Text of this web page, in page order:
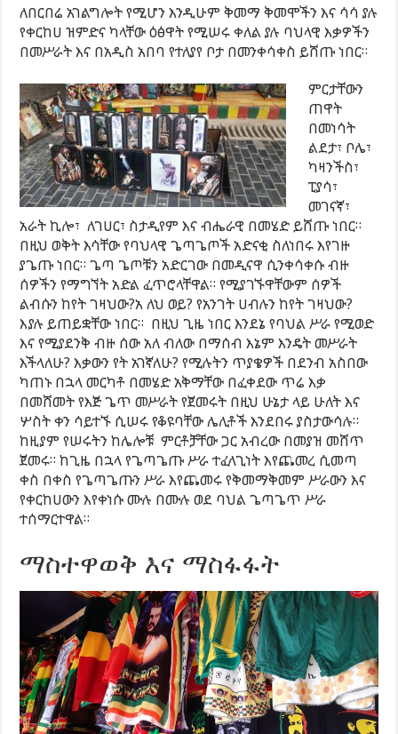
ለበርበሬ አገልግሎት የሚሆን እንዲሁም ቅመማ ቅመሞችን እና ሳሳ ያሉ
የቀርከሀ ዝምድና ካላቸው ዕፅዋት የሚሠሩ ቀለል ያሉ ባህላዊ እቃዎችን
በመሥራት እና በአዲስ አበባ የተለያየ ቦታ በመንቀሳቀስ ይሸጡ ነበር።
ምርታቸውን
ጠዋት
በመነሳት
ልደታ፣ ቦሌ፣
ካዛንችስ፣
ፒያሳ፣
መገናኛ፣
አራት ኪሎ፣ ለገሀር፣ ስታዲየም እና ብሔራዊ በመሄድ ይሸጡ ነበር።
በዚህ ወቅት እሳቸው የባህላዊ ጌጣጌጦች አድናቂ ስለነበሩ እየገዙ
ያጌጡ ነበር። ጌጣ ጌጦቹን አድርገው በመዲናዋ ሲንቀሳቀሱ ብዙ
ሰዎችን የማግኘት አድል ፈጥሮላቸዋል። የሚያገኙዋቸውም ሰዎች
ልብሱን ከየት ገዛህው?አ ለህ ወይ? የአንገት ሀብሉን ከየት ገዛህው?
እያሉ ይጠይቋቸው ነበር። በዚህ ጊዜ ነበር እንደኔ የባህል ሥራ የሚወድ
እና የሚያደንቅ ብዙ ሰው አለ ብለው በማሰብ እኔም እንዴት መሥራት
እችላለሁ? እቃውን የት አገኛለሁ? የሚሉትን ጥያቄዎች በደንብ አስበው
ካጠኑ በኋላ መርካቶ በመሄድ አቅማቸው በፈቀደው ጥሬ እቃ
በመሸመት የእጅ ጌጥ መሥራት የጀመሩት በዚህ ሁኔታ ላይ ሁለት እና
ሦስት ቀን ሳይተኙ ሲሠሩ የቆዩባቸው ሌሊቶች እንደበሩ ያስታውሳሉ።
ከዚያም የሠሩትን ከሌሎቹ ምርቶቻቸው ጋር አብረው በመያዝ መሸጥ
ጀመሩ። ከጊዜ በኋላ የጌጣጌጡ ሥራ ተፈላጊነት እየጨመረ ሲመጣ
ቀስ በቀስ የጌጣጌጡን ሥራ እየጨመሩ የቅመማቅመም ሥራውን እና
የቀርከሀውን እየቀነሱ ሙሉ በሙሉ ወደ ባህል ጌጣጌጥ ሥራ
ተሰማርተዋል።
ማስተዋወቅ እና ማስፋፋት